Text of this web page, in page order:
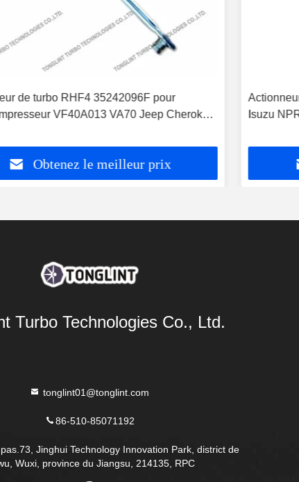
de turbo RHF4 35242096F pour
VF40A013 VA70 Jeep Cherokee
Obtenez le meilleur prix
Isuzu
Turbo Technologies Co., Ltd.
tonglint01@tonglint.com
86-510-85071192
Jinghui Technology Innovation Park, district de
Wuxi, province du Jiangsu, 214135, RPC